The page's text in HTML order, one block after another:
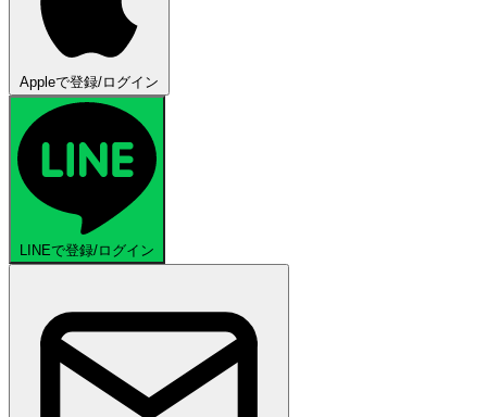
Appleで登録/ログイン
LINEで登録/ログイン